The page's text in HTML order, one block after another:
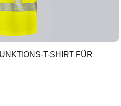
T-SHIRT FÜR